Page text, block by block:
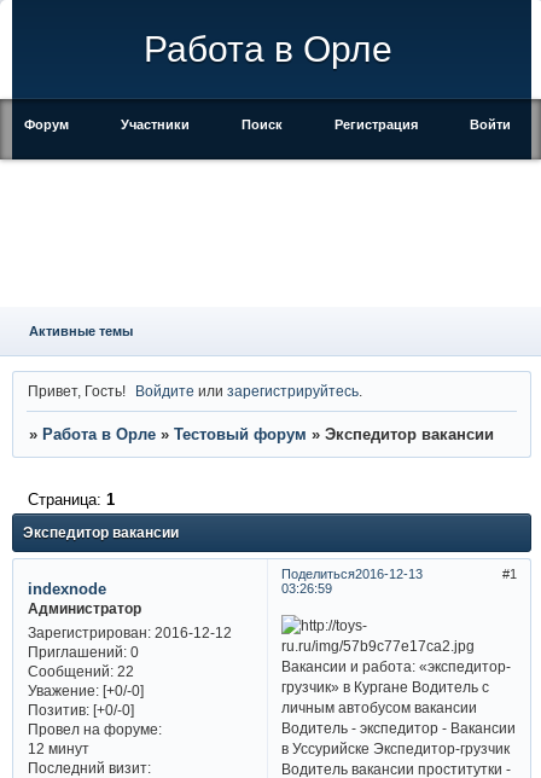
Работа в Орле
Форум Участники Поиск Регистрация Войти
Активные темы
Привет, Гость! Войдите илизарегистрируйтесь
» Работа в Орле » Тестовый форум » Экспедитор вакансии
Экспедитор вакансии
Страница: 1
Поделиться 1
2016-12-13
03:26:59
indexnode
Администратор
Зарегистрирован: 2016-12-12
Приглашений:0
Сообщений:22
Уважение: [+0/-0]
Позитив: [+0/-0]
Провел на форуме:
12 минут
Последний визит:
Вакансии и работа: «экспедитор-
грузчик» в Кургане Водитель с
личным автобусом вакансии
Водитель - экспедитор - Вакансии
в Уссурийске Экспедитор-грузчик
Водитель вакансии проститутки -